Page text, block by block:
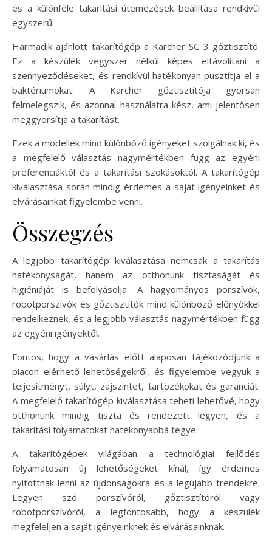
és a különféle takarítási ütemezések beállítása rendkívül
egyszerű.
Harmadik ajánlott takarítógép a Kärcher SC 3 gőztisztító.
Ez a készülék vegyszer nélkül képes eltávolítani a
szennyeződéseket, és rendkívül hatékonyan pusztítja el a
baktériumokat. A Kärcher gőztisztítója gyorsan
felmelegszik, és azonnal használatra kész, ami jelentősen
meggyorsítja a takarítást.
Ezek a modellek mind különböző igényeket szolgálnak ki, és
a megfelelő választás nagymértékben függ az egyéni
preferenciáktól és a takarítási szokásoktól. A takarítógép
kiválasztása során mindig érdemes a saját igényeinket és
elvárásainkat figyelembe venni.
Összegzés
A legjobb takarítógép kiválasztása nemcsak a takarítás
hatékonyságát, hanem az otthonunk tisztaságát és
higiéniáját is befolyásolja. A hagyományos porszívók,
robotporszívók és gőztisztítók mind különböző előnyökkel
rendelkeznek, és a legjobb választás nagymértékben függ
az egyéni igényektől.
Fontos, hogy a vásárlás előtt alaposan tájékozódjunk a
piacon elérhető lehetőségekről, és figyelembe vegyük a
teljesítményt, súlyt, zajszintet, tartozékokat és garanciát.
A megfelelő takarítógép kiválasztása teheti lehetővé, hogy
otthonunk mindig tiszta és rendezett legyen, és a
takarítási folyamatokat hatékonyabbá tegye.
A takarítógépek világában a technológiai fejlődés
folyamatosan új lehetőségeket kínál, így érdemes
nyitottnak lenni az újdonságokra és a legújabb trendekre.
Legyen szó porszívóról, gőztisztítóról vagy
robotporszívóról, a legfontosabb, hogy a készülék
megfeleljen a saját igényeinknek és elvárásainknak.